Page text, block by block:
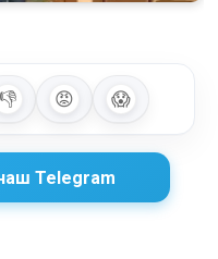
👎 😡 😱
Telegram